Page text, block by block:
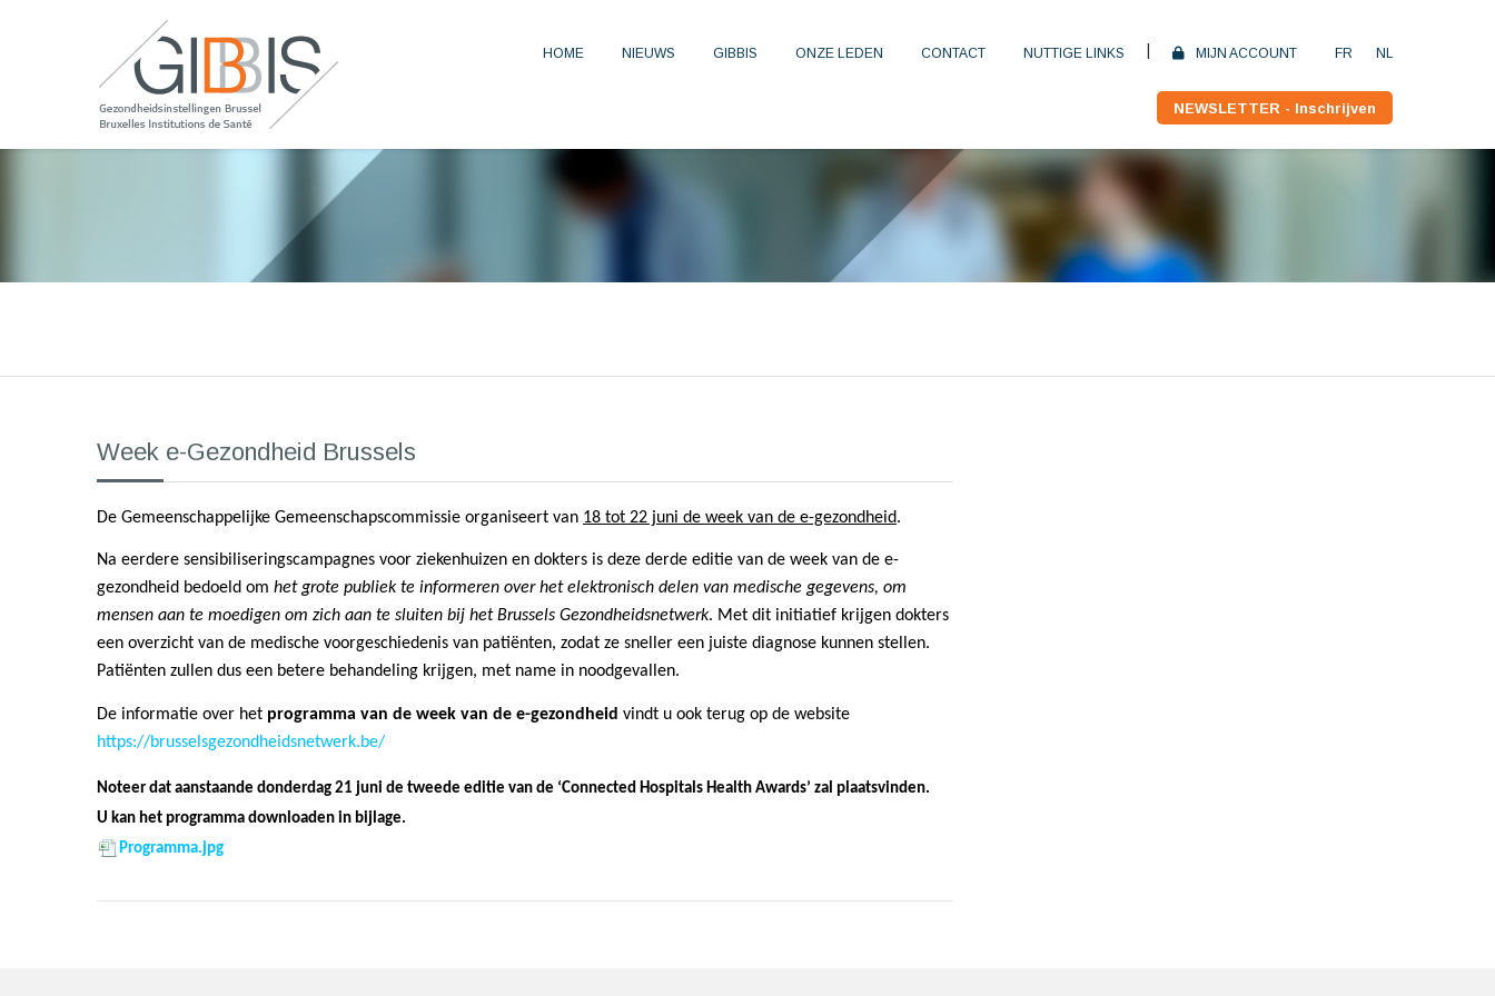
HOME NIEUWS GIBBIS ONZE LEDEN CONTACT NUTTIGE LINKS MIJN ACCOUNT FR NL
NEWSLETTER - Inschrijven
Week e-Gezondheid Brussels
De Gemeenschappelijke Gemeenschapscommissie organiseert van 18 tot 22 juni de week van de e-gezondheid.
Na eerdere sensibiliseringscampagnes voor ziekenhuizen en dokters is deze derde editie van de week van de e-
gezondheid bedoeld om het grote publiek te informeren over het elektronisch delen van medische gegevens, om
mensen aan te moedigen om zich aan te sluiten bij het Brussels Gezondheidsnetwerk. Met dit initiatief krijgen dokters
een overzicht van de medische voorgeschiedenis van patiënten, zodat ze sneller een juiste diagnose kunnen stellen.
Patiënten zullen dus een betere behandeling krijgen, met name in noodgevallen.
De informatie over het programma van de week van de e-gezondheid vindt u ook terug op de website
https://brusselsgezondheidsnetwerk.be/
Noteer dat aanstaande donderdag 21 juni de tweede editie van de ‘Connected Hospitals Health Awards’ zal plaatsvinden.
U kan het programma downloaden in bijlage.
Programma.jpg